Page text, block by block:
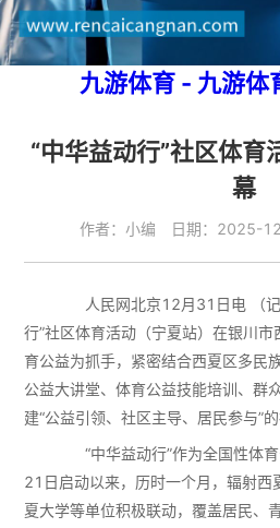
九游体育 - 九游体
“中华益动行”社区体育
幕
作者：小编 日期：2025-
人民网北京12月31日电 （记
行”社区体育活动（宁夏站）在银川
育公益为抓手，紧密结合西夏区多民
公益大讲堂、体育公益技能培训、群
建“公益引领、社区主导、居民参与”
“中华益动行”作为全国性体育
21日启动以来，历时一个月，辐射西
夏大学等单位积极联动，覆盖居民、